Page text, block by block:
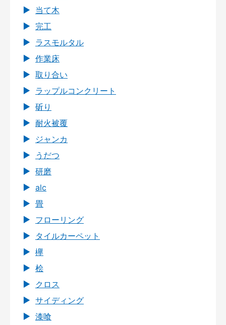
当て木
完工
ラスモルタル
作業床
取り合い
ラップルコンクリート
斫り
耐火被覆
ジャンカ
うだつ
研磨
alc
畳
フローリング
タイルカーペット
欅
桧
クロス
サイディング
漆喰